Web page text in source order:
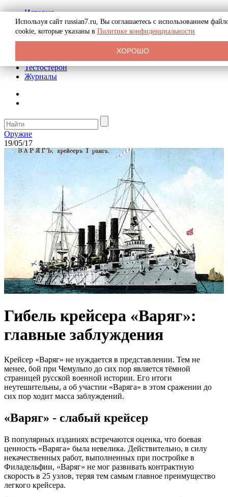
История
Биография
Криминал
Реклама на сайте
Тестостерон
Журналы
Оружие
19/05/17
Гибель крейсера «Варяг»:
главные заблуждения
Крейсер «Варяг» не нуждается в представлении. Тем не
менее, бой при Чемульпо до сих пор является тёмной
страницей русской военной истории. Его итоги
неутешительны, а об участии «Варяга» в этом сражении до
сих пор ходит масса заблуждений.
«Варяг» - слабый крейсер
В популярных изданиях встречаются оценка, что боевая
ценность «Варяга» была невелика. Действительно, в силу
некачественных работ, выполненных при постройке в
Филадельфии, «Варяг» не мог развивать контрактную
скорость в 25 узлов, теряя тем самым главное преимущество
легкого крейсера.
Используя сайт russian7.ru, Вы соглашаетесь с использованием
cookie, которые указаны в Политике конфиденциальности
ХОРОШО